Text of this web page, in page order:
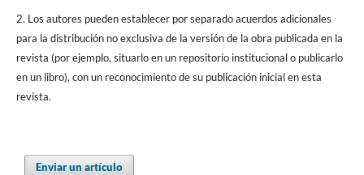
2. Los autores pueden establecer por separado acuerdos adicionales
para la distribución no exclusiva de la versión de la obra publicada en la
revista (por ejemplo, situarlo en un repositorio institucional o publicarlo
en un libro), con un reconocimiento de su publicación inicial en esta
revista.
Enviar un artículo